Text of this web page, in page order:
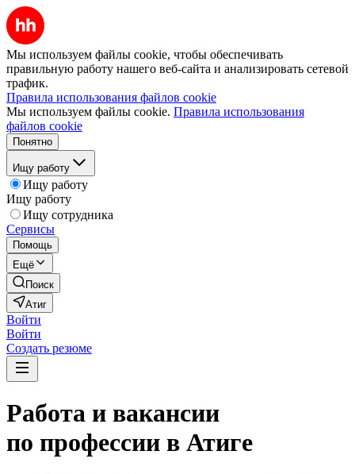
Мы используем файлы cookie, чтобы обеспечивать
правильную работу нашего веб-сайта и анализировать сетевой
трафик.
Правила использования файлов cookie
Мы используем файлы cookie. Правила использования
файлов cookie
Понятно
Ищу работу
Ищу работу
Ищу работу
Ищу сотрудника
Сервисы
Помощь
Ещё
Поиск
Атиг
Войти
Войти
Создать резюме
Работа и вакансии
по профессии в Атиге